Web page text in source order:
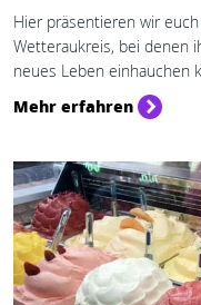
Hier präsentieren wir
Wetteraukreis, bei denen
neues Leben einhauchen
Mehr erfahren